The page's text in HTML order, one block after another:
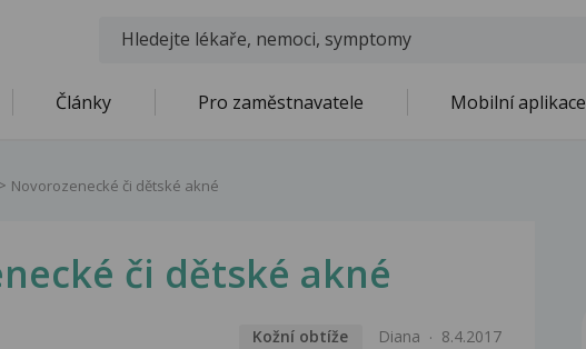
Články Pro zaměstnavatele Mobilní aplikace
Novorozenecké či dětské akné
či dětské akné
Kožní obtíže Diana 8.4.2017